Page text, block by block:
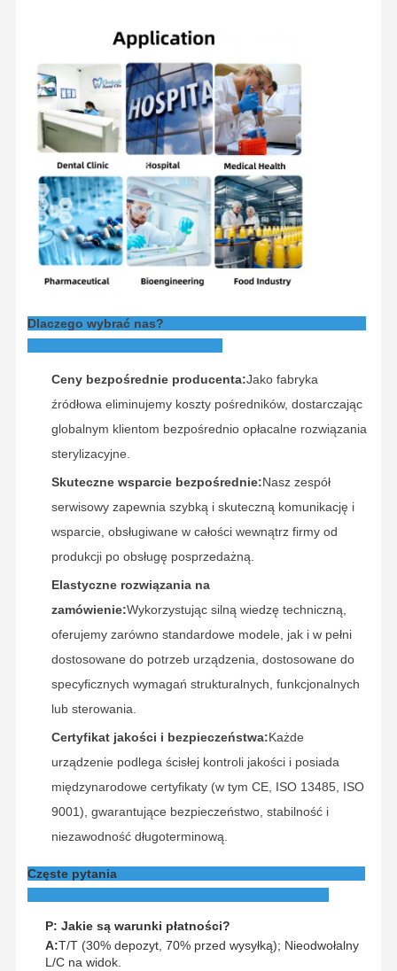
Dlaczego wybrać nas?
Ceny bezpośrednie producenta:Jako fabryka
źródłowa eliminujemy koszty pośredników, dostarczając
globalnym klientom bezpośrednio opłacalne rozwiązania
sterylizacyjne.
Skuteczne wsparcie bezpośrednie:Nasz zespół
serwisowy zapewnia szybką i skuteczną komunikację i
wsparcie, obsługiwane w całości wewnątrz firmy od
produkcji po obsługę posprzedażną.
Elastyczne rozwiązania na
zamówienie:Wykorzystując silną wiedzę techniczną,
oferujemy zarówno standardowe modele, jak i w pełni
dostosowane do potrzeb urządzenia, dostosowane do
specyficznych wymagań strukturalnych, funkcjonalnych
lub sterowania.
Certyfikat jakości i bezpieczeństwa:Każde
urządzenie podlega ścisłej kontroli jakości i posiada
międzynarodowe certyfikaty (w tym CE, ISO 13485, ISO
9001), gwarantujące bezpieczeństwo, stabilność i
niezawodność długoterminową.
Częste pytania
P: Jakie są warunki płatności?
A:T/T (30% depozyt, 70% przed wysyłką); Nieodwołalny
L/C na widok.